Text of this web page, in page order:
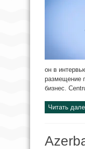
он в
размещение
бизнес.
Читать